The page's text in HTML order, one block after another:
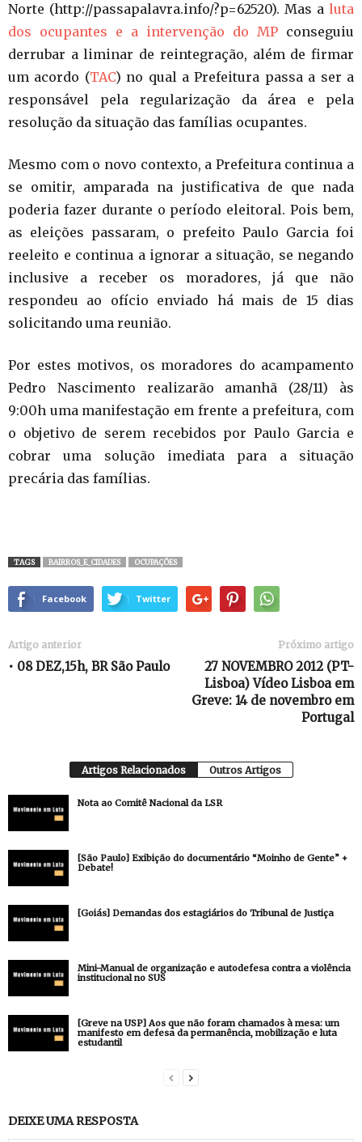
Norte (http://passapalavra.info/?p=62520). Mas a luta
dos ocupantes e a intervenção do MP conseguiu
derrubar a liminar de reintegração, além de firmar
um acordo (TAC) no qual a Prefeitura passa a ser a
responsável pela regularização da área e pela
resolução da situação das famílias ocupantes.
Mesmo com o novo contexto, a Prefeitura continua a
se omitir, amparada na justificativa de que nada
poderia fazer durante o período eleitoral. Pois bem,
as eleições passaram, o prefeito Paulo Garcia foi
reeleito e continua a ignorar a situação, se negando
inclusive a receber os moradores, já que não
respondeu ao ofício enviado há mais de 15 dias
solicitando uma reunião.
Por estes motivos, os moradores do acampamento
Pedro Nascimento realizarão amanhã (28/11) às
9:00h uma manifestação em frente a prefeitura, com
o objetivo de serem recebidos por Paulo Garcia e
cobrar uma solução imediata para a situação
precária das famílias.
TAGS BAIRROS_E_CIDADES OCUPAÇÕES
Facebook Twitter
Artigo anterior
• 08 DEZ,15h, BR São Paulo
Próximo artigo
27 NOVEMBRO 2012 (PT-
Lisboa) Vídeo Lisboa em
Greve: 14 de novembro em
Portugal
Artigos Relacionados Outros Artigos
Nota ao Comitê Nacional da LSR
[São Paulo] Exibição do documentário “Moinho de Gente” +
Debate!
[Goiás] Demandas dos estagiários do Tribunal de Justiça
Mini-Manual de organização e autodefesa contra a violência
institucional no SUS
[Greve na USP] Aos que não foram chamados à mesa: um
manifesto em defesa da permanência, mobilização e luta
estudantil
DEIXE UMA RESPOSTA